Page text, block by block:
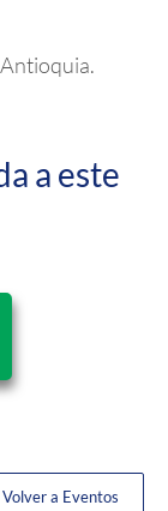
a este
Volver a Eventos